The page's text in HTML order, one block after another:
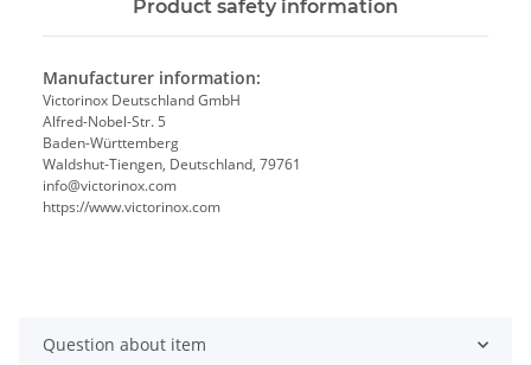
Product safety information
Manufacturer information:
Victorinox Deutschland GmbH
Alfred-Nobel-Str. 5
Baden-Württemberg
Waldshut-Tiengen, Deutschland, 79761
info@victorinox.com
https://www.victorinox.com
Question about item